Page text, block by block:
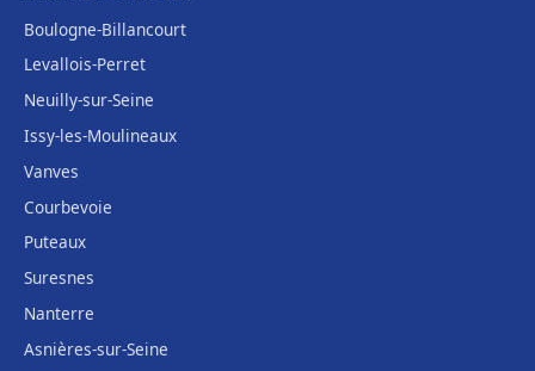
Boulogne-Billancourt
Levallois-Perret
Neuilly-sur-Seine
Issy-les-Moulineaux
Vanves
Courbevoie
Puteaux
Suresnes
Nanterre
Asnières-sur-Seine